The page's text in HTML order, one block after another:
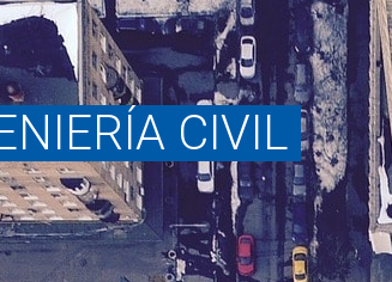
CIVIL